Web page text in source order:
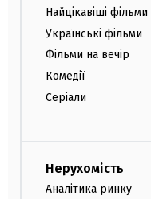
Найцікавіші фільми
Українські фільми
Фільми на вечір
Комедії
Серіали
Нерухомість
Аналітика ринку